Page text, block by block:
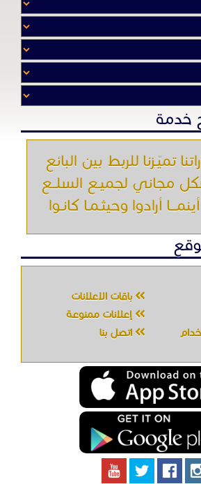
خدمة
تميّـزنا للربط بين البائع
مجاني لجميـع السلــع
أرادوا وحيثـمـا كانـوا
باقات الإعلانات
إعلانات ممنوعة
اتصل بنا